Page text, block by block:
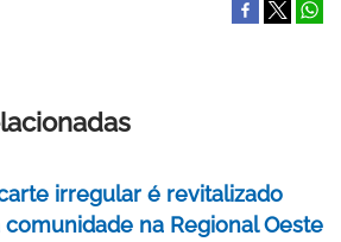
irregular é revitalizado
na Regional Oeste